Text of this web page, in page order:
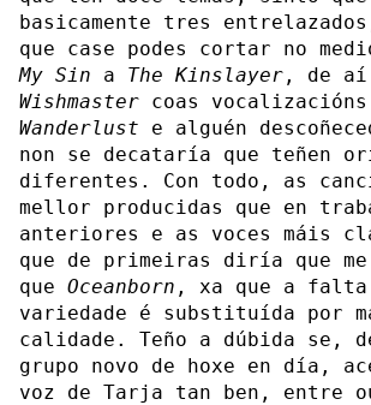
basicamente tres
que case podes cortar no
My Sin a The Kinslayer , de aí
Wishmaster coas vocalizacións
Wanderlust e alguén
non se decataría que teñen
diferentes. Con todo, as
mellor producidas que en
anteriores e as voces máis
que de primeiras diría que
que Oceanborn , xa que a falta
variedade é substituída por
calidade. Teño a dúbida se,
grupo novo de hoxe en día,
voz de Tarja tan ben, entre